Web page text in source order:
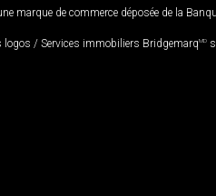
marque de commerce déposée de la
logos / Services immobiliers BridgemarqMD